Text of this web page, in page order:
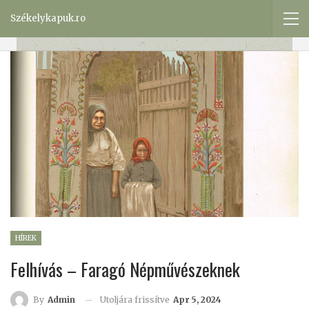
Székelykapuk.ro
HÍREK
Felhívás – Faragó Népművészeknek
By Admin Utoljára frissítve Apr 5, 2024